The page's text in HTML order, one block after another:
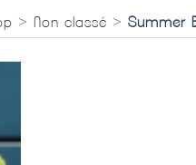
>Non classé >Summer